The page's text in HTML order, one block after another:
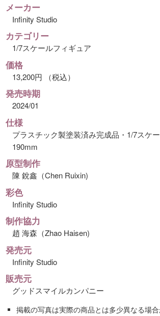
メーカー
Infinity Studio
カテゴリー
1/7スケールフィギュア
価格
13,200円 （税込）
発売時期
2024/01
仕様
プラスチック製塗装済み完成品・1/7スケ
190mm
原型制作
陳 銳鑫（Chen Ruixin)
彩色
Infinity Studio
制作協力
趙 海森（Zhao Haisen)
発売元
Infinity Studio
販売元
グッドスマイルカンパニー
掲載の写真は実際の商品とは多少異なる場合